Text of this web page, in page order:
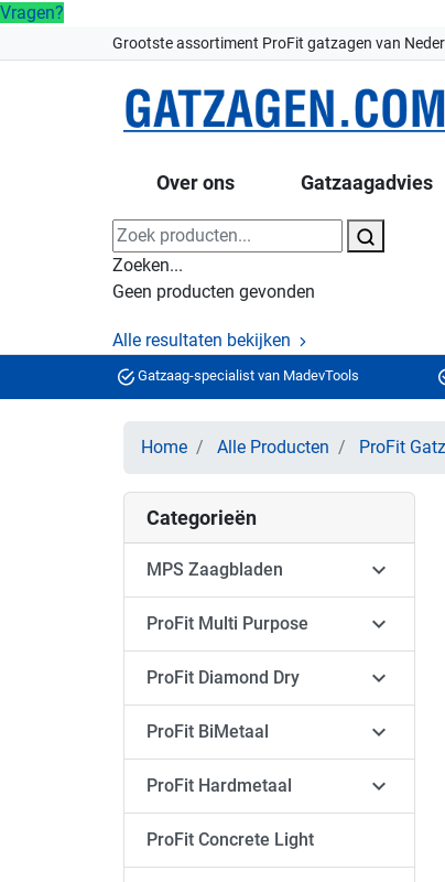
Vragen?
Grootste assortiment ProFit gatzagen van
Over ons Gatzaagadvies
Zoeken...
Geen producten gevonden
Alle resultaten bekijken
Gatzaag-specialist van MadevTools
Home Alle Producten ProFit
Categorieën
MPS Zaagbladen 
ProFit Multi Purpose 
ProFit Diamond Dry 
ProFit BiMetaal 
ProFit Hardmetaal 
ProFit Concrete Light